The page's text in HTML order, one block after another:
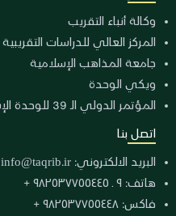
وكالة أنباء التقريب
المركز العالي للدراسات التقريبية
جامعة المذاهب الإسلامية
ويكي الوحدة
المؤتمر الدولي الـ 39 للوحدة الإسلامية
اتصل بنا
البريد الالكتروني: info@taqrib.ir
هاتف: ٩ ـ ٩٨٢٥٣٧٧٥٥٤٤٥ +
فاكس: ٩٨٢٥٣٧٧٥٥٤٤٨ +